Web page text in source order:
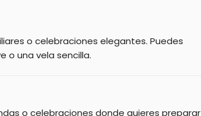
o celebraciones elegantes. Puedes
o una vela sencilla.
o celebraciones donde quieres preparar